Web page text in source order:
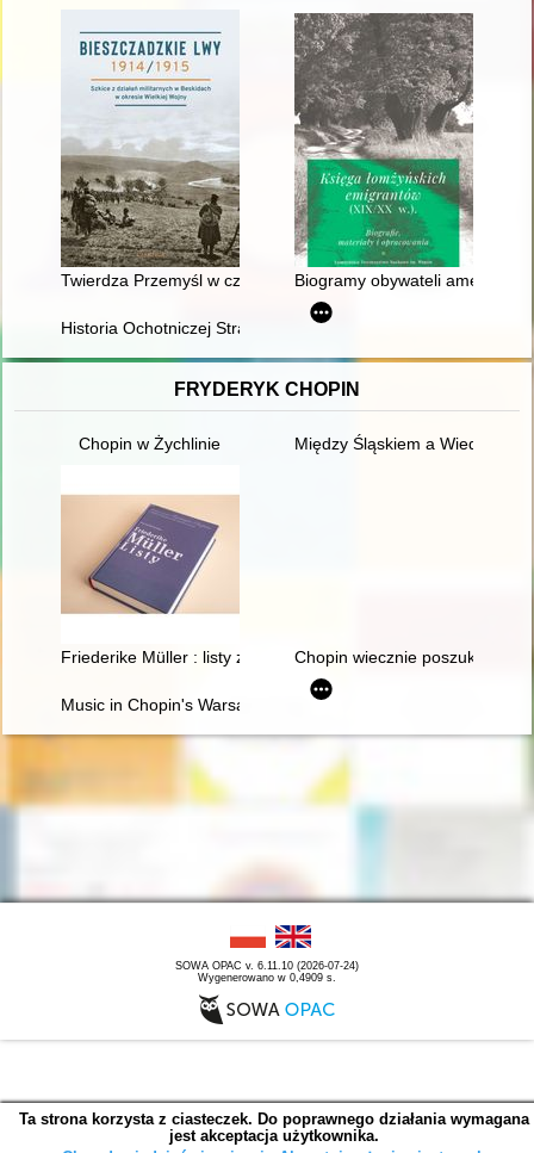
Twierdza Przemyśl w czasie ofensyw karpackich na początku
Biogramy obywateli
Historia Ochotniczej Straży Pożarnej w Łąkorzu : 1923-2023
FRYDERYK CHOPIN
Chopin w Żychlinie Między Śląskiem a Wiedniem.
Friederike Müller : listy z Paryża 1839-1845 : nauczanie i
Chopin wiecznie poszukiwany.
Music in Chopin's Warsaw
SOWA OPAC v. 6.11.10 (2026-07-24)
Wygenerowano w 0,4909 s.
Ta strona korzysta z ciasteczek. Do poprawnego działania wymagana
jest akceptacja użytkownika.